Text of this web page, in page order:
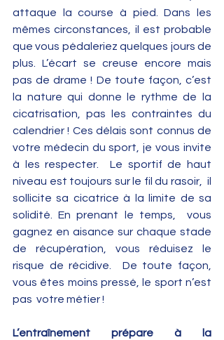
attaque la course à pied. Dans les
mêmes circonstances, il est probable
que vous pédaleriez quelques jours de
plus. L’écart se creuse encore mais
pas de drame ! De toute façon, c’est
la nature qui donne le rythme de la
cicatrisation, pas les contraintes du
calendrier ! Ces délais sont connus de
votre médecin du sport, je vous invite
à les respecter.  Le sportif de haut
niveau est toujours sur le fil du rasoir,  il
sollicite sa cicatrice à la limite de sa
solidité. En prenant le temps,  vous
gagnez en aisance sur chaque stade
de récupération, vous réduisez le
risque de récidive.  De toute façon,
vous êtes moins pressé, le sport n’est
pas  votre métier !
L’entraînement prépare à la